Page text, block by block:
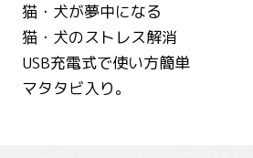
猫・犬が夢中になる
猫・犬のストレス解消
USB充電式で使い方簡単
マタタビ入り。